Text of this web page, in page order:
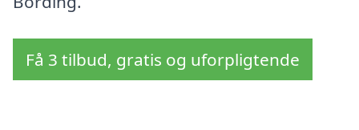
Få 3 tilbud, gratis og uforpligtende